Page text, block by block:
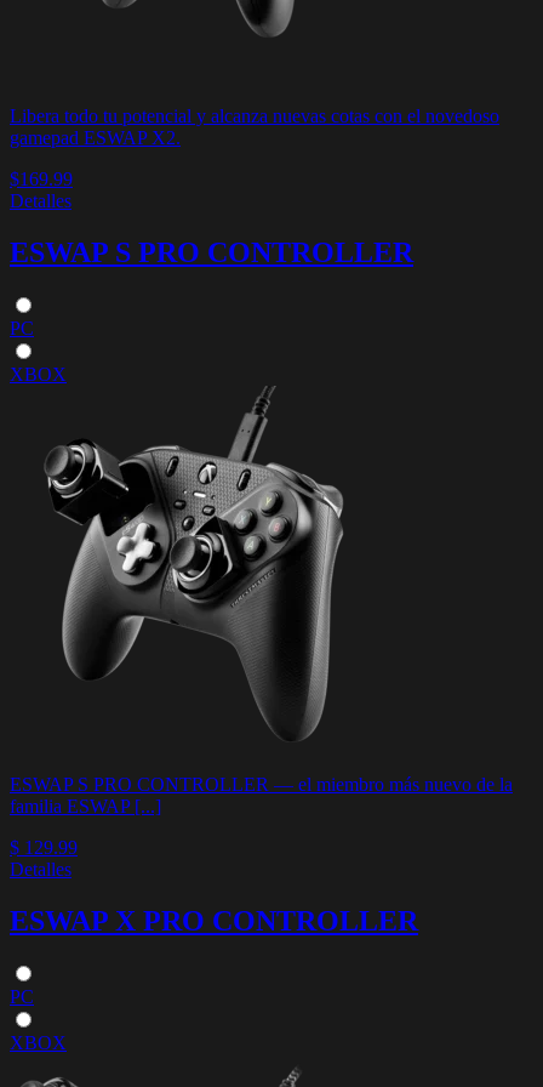
Libera todo tu potencial y alcanza nuevas cotas con el novedoso
gamepad ESWAP X2.
$169.99
Detalles
ESWAP S PRO CONTROLLER
PC
XBOX
ESWAP S PRO CONTROLLER — el miembro más nuevo de la
familia ESWAP [...]
$ 129.99
Detalles
ESWAP X PRO CONTROLLER
PC
XBOX